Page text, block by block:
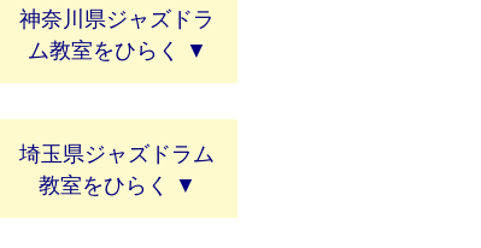
神奈川県ジャズドラ
ム教室
埼玉県ジャズドラム
教室